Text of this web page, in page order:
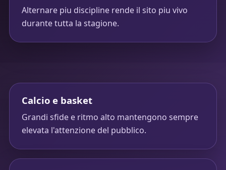
Alternare piu discipline rende il sito piu vivo
durante tutta la stagione.
Calcio e basket
Grandi sfide e ritmo alto mantengono sempre
elevata l'attenzione del pubblico.